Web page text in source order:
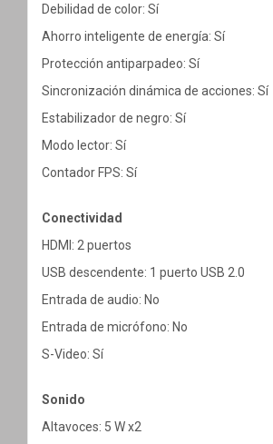
Debilidad de color: Sí
Ahorro inteligente de energía: Sí
Protección antiparpadeo: Sí
Sincronización dinámica de acciones: Sí
Estabilizador de negro: Sí
Modo lector: Sí
Contador FPS: Sí
Conectividad
HDMI: 2 puertos
USB descendente: 1 puerto USB 2.0
Entrada de audio: No
Entrada de micrófono: No
S-Video: Sí
Sonido
Altavoces: 5 W x2